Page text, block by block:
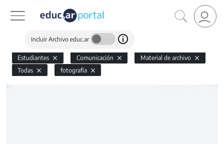
Incluir Archivo educ.ar
Estudiantes Comunicación
Material de archivo
Todas
fotografía